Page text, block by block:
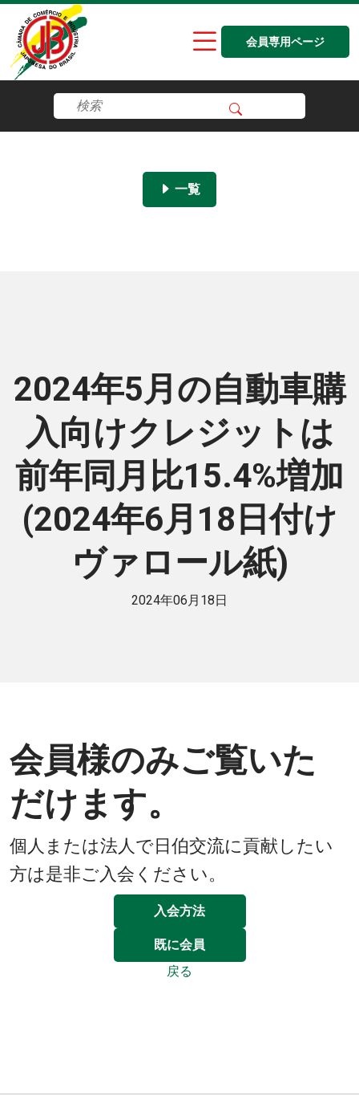
会員専用ページ
一覧
2024年5月の自動車購
入向けクレジットは
前年同月比15.4%増加
(2024年6月18日付け
ヴァロール紙)
2024年06月18日
会員様のみご覧いた
だけます。
個人または法人で日伯交流に貢献したい
方は是非ご入会ください。
入会方法
既に会員
戻る